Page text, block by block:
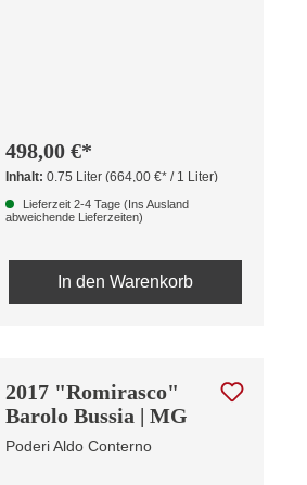
498,00 €*
Inhalt:0.75 Liter(664,00 €* / 1 Liter)
Lieferzeit 2-4 Tage (Ins Ausland
abweichende Lieferzeiten)
In den Warenkorb
2017 "Romirasco"
Barolo Bussia | MG
Poderi Aldo Conterno